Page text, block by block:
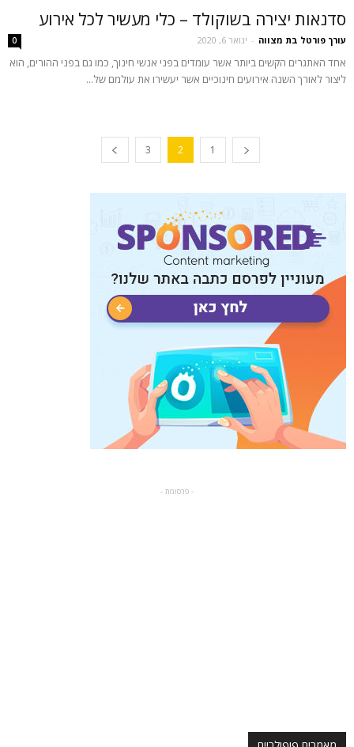
סדנאות יצירה בשוקולד – כלי מעשיר לכל אירוע
עורך פורטל בת מצווה - ינואר 6, 2020 0
אחד האתגרים הקשים ביותר אשר עומדים בפני אנשי חינוך, כמו גם בפני ההורים, הוא
ליצור לאורך השנה אירועים חינוכיים אשר יעשירו את עולמם של...
1
2
3
- פרסומת -